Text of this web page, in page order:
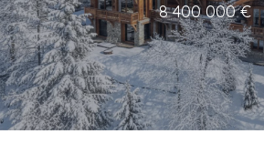
8 400 000 €